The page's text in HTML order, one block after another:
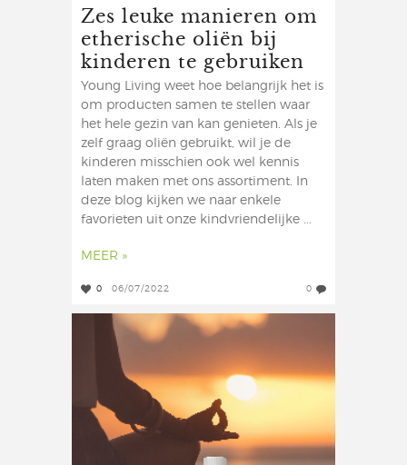
Zes leuke manieren om
etherische oliën bij
kinderen te gebruiken
Young Living weet hoe belangrijk het is
om producten samen te stellen waar
het hele gezin van kan genieten. Als je
zelf graag oliën gebruikt, wil je de
kinderen misschien ook wel kennis
laten maken met ons assortiment. In
deze blog kijken we naar enkele
favorieten uit onze kindvriendelijke ...
MEER »
0 06/07/2022 0